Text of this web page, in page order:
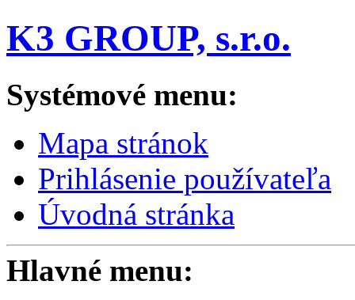
K3 GROUP, s.r.o.
Systémové menu:
Mapa stránok
Prihlásenie používateľa
Úvodná stránka
Hlavné menu: